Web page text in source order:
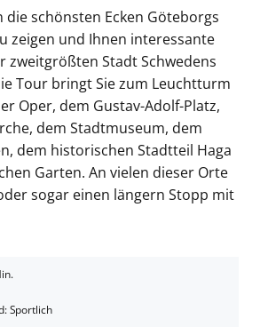
die schönsten Ecken Göteborgs
zeigen und Ihnen interessante
zweitgrößten Stadt Schwedens
Tour bringt Sie zum Leuchtturm
Oper, dem Gustav-Adolf-Platz,
dem Stadtmuseum, dem
dem historischen Stadtteil Haga
Garten. An vielen dieser Orte
sogar einen längern Stopp mit
Sportlich